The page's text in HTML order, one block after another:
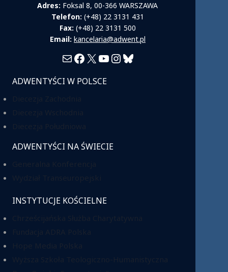
Adres: Foksal 8, 00-366 WARSZAWA
Telefon: (+48) 22 3131 431
Fax: (+48) 22 3131 500
Email: kancelaria@adwent.pl
MailFacebook
X YouTube
Instagram
Bluesky
ADWENTYŚCI W POLSCE
ADWENTYŚCI NA ŚWIECIE
INSTYTUCJE KOŚCIELNE